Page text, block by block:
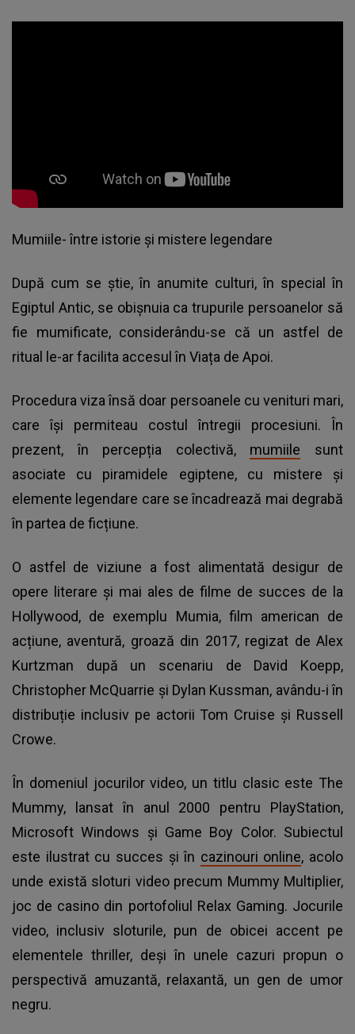
Mumiile- între istorie și mistere legendare
După cum se știe, în anumite culturi, în special în
Egiptul Antic, se obișnuia ca trupurile persoanelor să
fie mumificate, considerându-se că un astfel de
ritual le-ar facilita accesul în Viața de Apoi.
Procedura viza însă doar persoanele cu venituri mari,
care își permiteau costul întregii procesiuni. În
prezent, în percepția colectivă, mumiile sunt
asociate cu piramidele egiptene, cu mistere și
elemente legendare care se încadrează mai degrabă
în partea de ficțiune.
O astfel de viziune a fost alimentată desigur de
opere literare și mai ales de filme de succes de la
Hollywood, de exemplu Mumia, film american de
acțiune, aventură, groază din 2017, regizat de Alex
Kurtzman după un scenariu de David Koepp,
Christopher McQuarrie și Dylan Kussman, avându-i în
distribuție inclusiv pe actorii Tom Cruise și Russell
Crowe.
În domeniul jocurilor video, un titlu clasic este The
Mummy, lansat în anul 2000 pentru PlayStation,
Microsoft Windows și Game Boy Color. Subiectul
este ilustrat cu succes și în cazinouri online, acolo
unde există sloturi video precum Mummy Multiplier,
joc de casino din portofoliul Relax Gaming. Jocurile
video, inclusiv sloturile, pun de obicei accent pe
elementele thriller, deși în unele cazuri propun o
perspectivă amuzantă, relaxantă, un gen de umor
negru.